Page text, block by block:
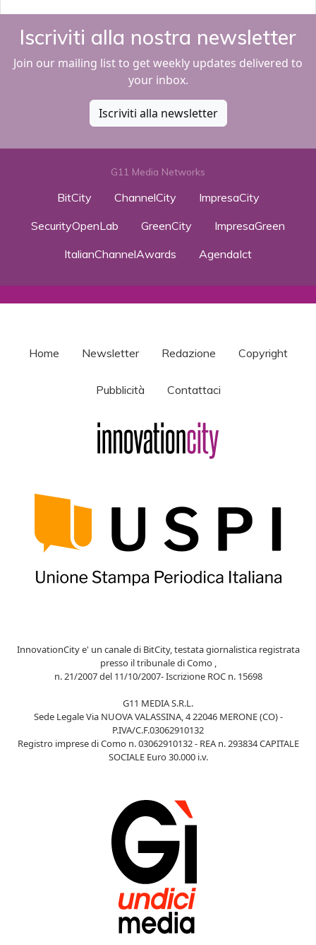
Iscriviti alla nostra newsletter
Join our mailing list to get weekly updates delivered to
your inbox.
Iscriviti alla newsletter
G11 Media Networks
BitCity ChannelCity
ImpresaCity
SecurityOpenLab
GreenCity
ImpresaGreen
ItalianChannelAwards
AgendaIct
Home Newsletter Redazione Copyright
Pubblicità Contattaci
InnovationCity e' un canale di BitCity, testata giornalistica registrata
presso il tribunale di Como ,
n. 21/2007 del 11/10/2007- Iscrizione ROC n. 15698
G11 MEDIA S.R.L.
Sede Legale Via NUOVA VALASSINA, 4 22046 MERONE (CO) -
P.IVA/C.F.03062910132
Registro imprese di Como n. 03062910132 - REA n. 293834 CAPITALE
SOCIALE Euro 30.000 i.v.